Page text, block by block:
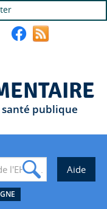
santé publique